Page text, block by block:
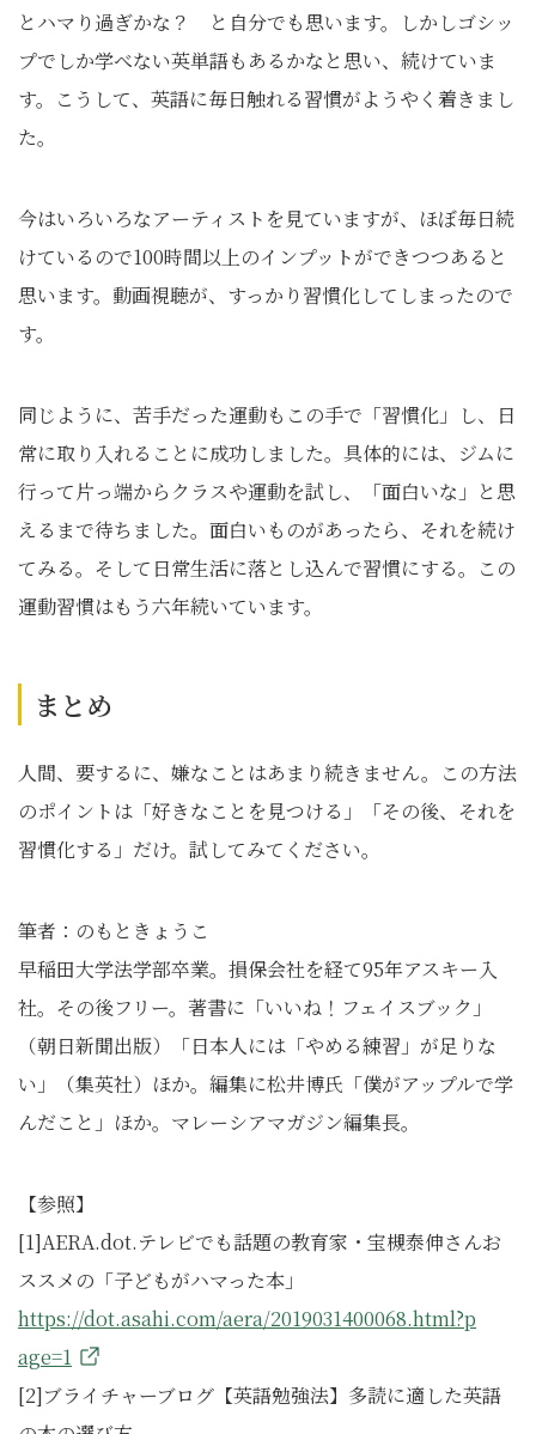
とハマり過ぎかな？ と自分でも思います。しかしゴシッ
プでしか学べない英単語もあるかなと思い、続けていま
す。こうして、英語に毎日触れる習慣がようやく着きまし
た。
今はいろいろなアーティストを見ていますが、ほぼ毎日続
けているので100時間以上のインプットができつつあると
思います。動画視聴が、すっかり習慣化してしまったので
す。
同じように、苦手だった運動もこの手で「習慣化」し、日
常に取り入れることに成功しました。具体的には、ジムに
行って片っ端からクラスや運動を試し、「面白いな」と思
えるまで待ちました。面白いものがあったら、それを続け
てみる。そして日常生活に落とし込んで習慣にする。この
運動習慣はもう六年続いています。
まとめ
人間、要するに、嫌なことはあまり続きません。この方法
のポイントは「好きなことを見つける」「その後、それを
習慣化する」だけ。試してみてください。
筆者：のもときょうこ
早稲田大学法学部卒業。損保会社を経て95年アスキー入
社。その後フリー。著書に「いいね！フェイスブック」
（朝日新聞出版）「日本人には「やめる練習」が足りな
い」（集英社）ほか。編集に松井博氏「僕がアップルで学
んだこと」ほか。マレーシアマガジン編集長。
【参照】
[1]AERA.dot.テレビでも話題の教育家・宝槻泰伸さんお
ススメの「子どもがハマった本」
https://dot.asahi.com/aera/2019031400068.html?p
age=1
[2]ブライチャーブログ【英語勉強法】多読に適した英語